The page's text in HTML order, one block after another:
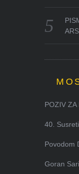
POZIV ZA
40.
Povodom
Goran